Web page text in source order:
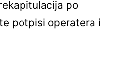
po
potpisi operatera i